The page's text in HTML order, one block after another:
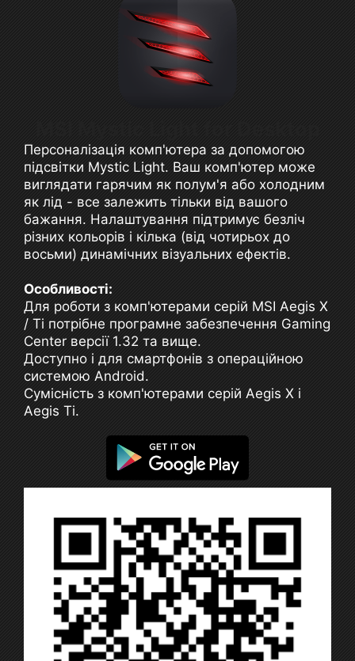
Персоналізація комп'ютера за допомогою
підсвітки Mystic Light. Ваш комп'ютер може
виглядати гарячим як полум'я або холодним
як лід - все залежить тільки від вашого
бажання. Налаштування підтримує безліч
різних кольорів і кілька (від чотирьох до
восьми) динамічних візуальних ефектів.
Особливості:
Для роботи з комп'ютерами серій MSI Aegis X
/ Ti потрібне програмне забезпечення Gaming
Center версії 1.32 та вище.
Доступно і для смартфонів з операційною
системою Android.
Сумісність з комп'ютерами серій Aegis X і
Aegis Ti.